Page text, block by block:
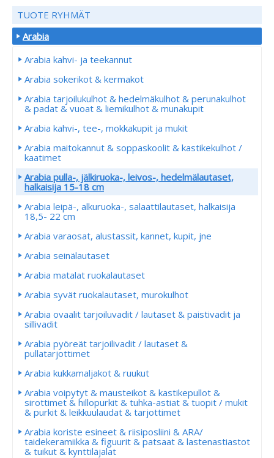
TUOTE RYHMÄT
Arabia
Arabia kahvi- ja teekannut
Arabia sokerikot & kermakot
Arabia tarjoilukulhot & hedelmäkulhot & perunakulhot
& padat & vuoat & liemikulhot & munakupit
Arabia kahvi-, tee-, mokkakupit ja mukit
Arabia maitokannut & soppaskoolit & kastikekulhot /
kaatimet
Arabia pulla-, jälkiruoka-, leivos-, hedelmälautaset,
halkaisija 15-18 cm
Arabia leipä-, alkuruoka-, salaattilautaset, halkaisija
18,5- 22 cm
Arabia varaosat, alustassit, kannet, kupit, jne
Arabia seinälautaset
Arabia matalat ruokalautaset
Arabia syvät ruokalautaset, murokulhot
Arabia ovaalit tarjoiluvadit / lautaset & paistivadit ja
sillivadit
Arabia pyöreät tarjoilivadit / lautaset &
pullatarjottimet
Arabia kukkamaljakot & ruukut
Arabia voipytyt & mausteikot & kastikepullot &
sirottimet & hillopurkit & tuhka-astiat & tuopit / mukit
& purkit & leikkuulaudat & tarjottimet
Arabia koriste esineet & riisiposliini & ARA/
taidekeramiikka & figuurit & patsaat & lastenastiastot
& tuikut & kynttiläjalat